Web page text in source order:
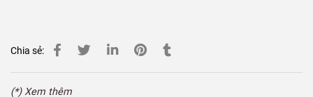
Chia sẻ:
(*) Xem thêm